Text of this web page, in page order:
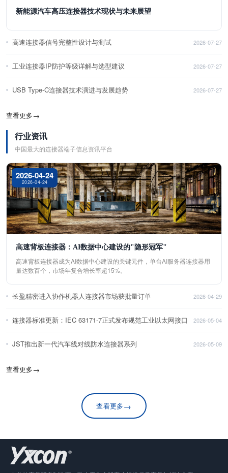
新能源汽车高压连接器技术现状与未来展望
高速连接器信号完整性设计与测试 2026-07-27
工业连接器IP防护等级详解与选型建议 2026-07-27
USB Type-C连接器技术演进与发展趋势 2026-07-27
查看更多→
行业资讯
中国最大的连接器端子信息资讯平台
2026-04-24
2026-04-24
高速背板连接器：AI数据中心建设的"隐形冠军"
高速背板连接器成为AI数据中心建设的关键元件，单台AI服务器连接器用
量达数百个，市场年复合增长率超15%。
长盈精密进入协作机器人连接器市场获批量订单 2026-04-29
连接器标准更新：IEC 63171-7正式发布规范工业以太网接口 2026-05-04
JST推出新一代汽车线对线防水连接器系列 2026-05-09
查看更多→
查看更多→